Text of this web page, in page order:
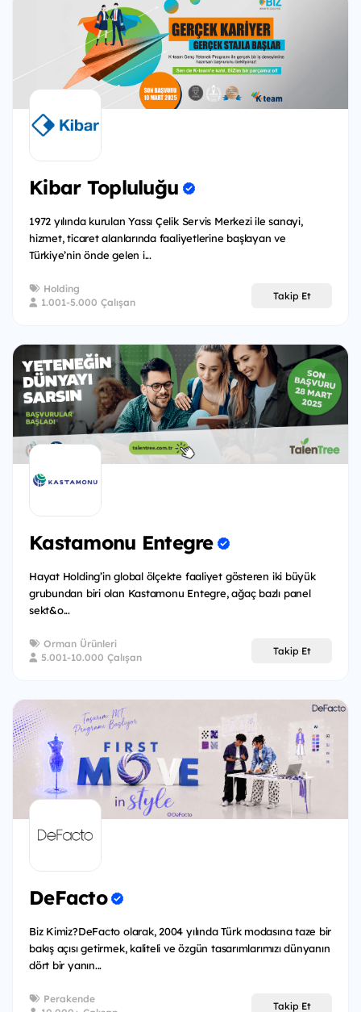
Kibar Topluluğu
1972 yılında kurulan Yassı Çelik Servis Merkezi ile sanayi,
hizmet, ticaret alanlarında faaliyetlerine başlayan ve
Türkiye’nin önde gelen i...
Holding
1.001-5.000 Çalışan
Takip Et
Kastamonu Entegre
Hayat Holding’in global ölçekte faaliyet gösteren iki büyük
grubundan biri olan Kastamonu Entegre, ağaç bazlı panel
sekt&o...
Orman Ürünleri
5.001-10.000 Çalışan
Takip Et
DeFacto
Biz Kimiz?DeFacto olarak, 2004 yılında Türk modasına taze bir
bakış açısı getirmek, kaliteli ve özgün tasarımlarımızı dünyanın
dört bir yanın...
Perakende
Takip Et